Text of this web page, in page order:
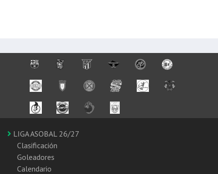
LIGA ASOBAL 26/27
Clasificación
Goleadores
Calendario